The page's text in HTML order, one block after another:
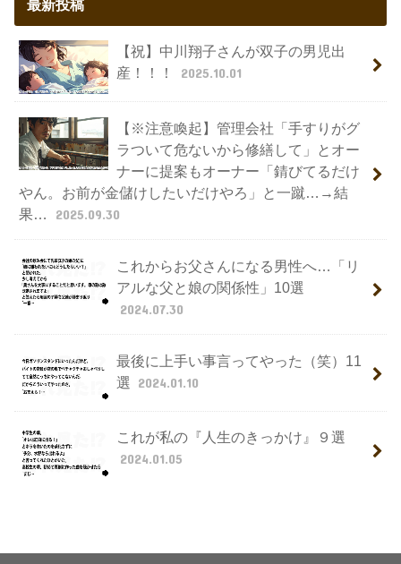
最新投稿
【祝】中川翔子さんが双子の男児出
産！！！
2025.10.01
【※注意喚起】管理会社「手すりがグ
ラついて危ないから修繕して」とオー
ナーに提案もオーナー「錆びてるだけ
やん。お前が金儲けしたいだけやろ」と一蹴…→結
果…
2025.09.30
これからお父さんになる男性へ…「リ
アルな父と娘の関係性」10選
2024.07.30
最後に上手い事言ってやった（笑）11
選 2024.01.10
これが私の『人生のきっかけ』９選
2024.01.05